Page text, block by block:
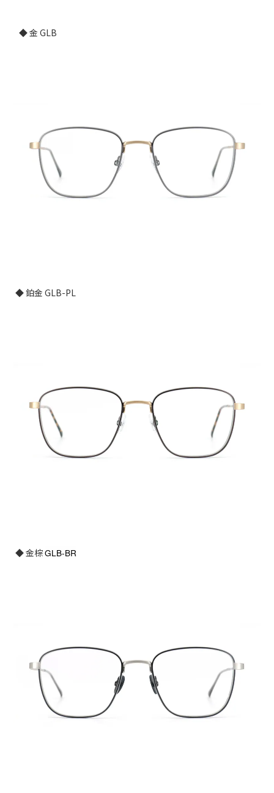
◆ 金 GLB
◆ 鉑金 GLB-PL
◆ 金棕GLB-BR